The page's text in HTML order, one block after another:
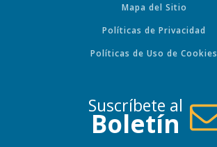
Mapa del Sitio
Políticas de Privacidad
Políticas de Uso de Cookies
Suscríbete al
Boletín